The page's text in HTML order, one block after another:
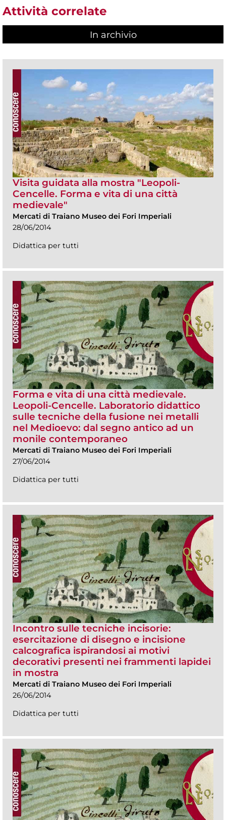
Attività correlate
In archivio
Visita guidata alla mostra "Leopoli-
Cencelle. Forma e vita di una città
medievale"
Mercati di Traiano Museo dei Fori Imperiali
28/06/2014
Didattica per tutti
Forma e vita di una città medievale.
Leopoli-Cencelle. Laboratorio didattico
sulle tecniche della fusione nei metalli
nel Medioevo: dal segno antico ad un
monile contemporaneo
Mercati di Traiano Museo dei Fori Imperiali
27/06/2014
Didattica per tutti
Incontro sulle tecniche incisorie:
esercitazione di disegno e incisione
calcografica ispirandosi ai motivi
decorativi presenti nei frammenti lapidei
in mostra
Mercati di Traiano Museo dei Fori Imperiali
26/06/2014
Didattica per tutti